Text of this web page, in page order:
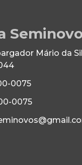
Mário da
0075
0075